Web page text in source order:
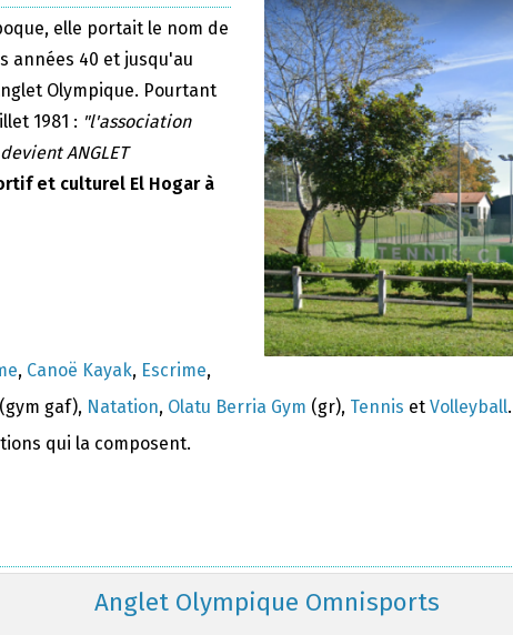
elle portait le nom de
années 40 et jusqu'au
Olympique. Pourtant
1981 : "l'association
ANGLET
et culturel El Hogar à
, Canoë Kayak, Escrime,
(gym gaf), Natation, Olatu Berria Gym (gr), Tennis et Volleyball.
qui la composent.
Anglet Olympique Omnisports